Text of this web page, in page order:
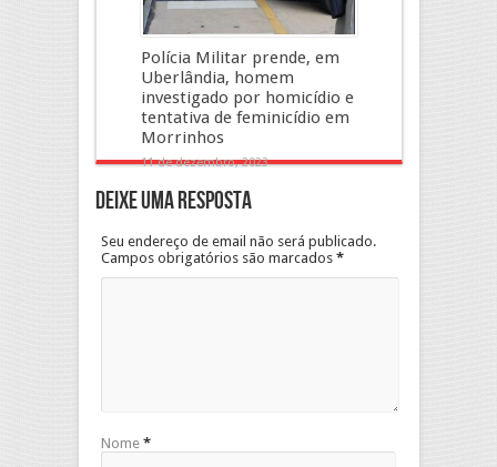
Polícia Militar prende, em
Uberlândia, homem
investigado por homicídio e
tentativa de feminicídio em
Morrinhos
11 de dezembro, 2023
Deixe uma resposta
Seu endereço de email não será publicado.
Campos obrigatórios são marcados *
Nome *